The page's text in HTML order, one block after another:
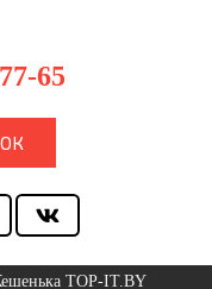
65
TOP-IT.BY